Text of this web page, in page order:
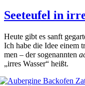
Seeteufel in
Heu­te gibt es sanft
Ich habe die Idee einem
men – der soge­nann­ten
„irres Was­ser“ heißt.